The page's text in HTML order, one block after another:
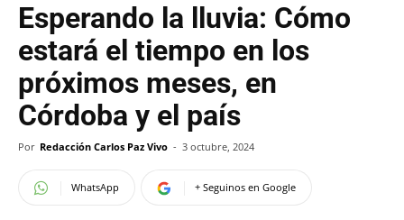
Esperando la lluvia: Cómo
estará el tiempo en los
próximos meses, en
Córdoba y el país
Por Redacción Carlos Paz Vivo - 3 octubre, 2024
WhatsApp + Seguinos en Google